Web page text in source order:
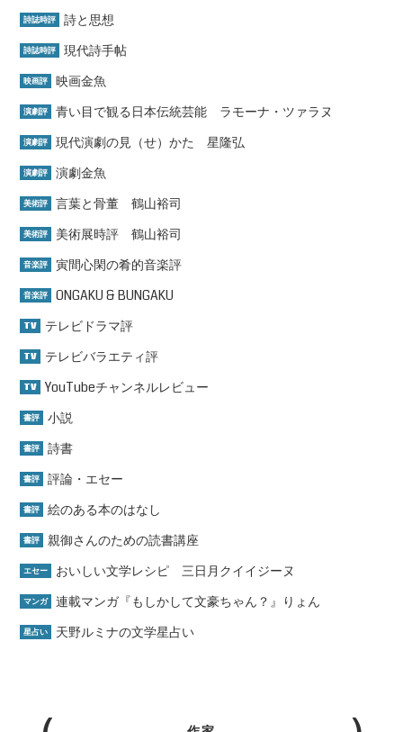
詩誌時評 詩と思想
詩誌時評 現代詩手帖
映画評 映画金魚
演劇評 青い目で観る日本伝統芸能 ラモーナ・ツァラヌ
演劇評 現代演劇の見（せ）かた 星隆弘
演劇評 演劇金魚
美術評 言葉と骨董 鶴山裕司
美術評 美術展時評 鶴山裕司
音楽評 寅間心閑の肴的音楽評
音楽評 ONGAKU & BUNGAKU
TV テレビドラマ評
TV テレビバラエティ評
TV YouTubeチャンネルレビュー
書評 小説
書評 詩書
書評 評論・エセー
書評 絵のある本のはなし
書評 親御さんのための読書講座
エセー おいしい文学レシピ 三日月クイイジーヌ
マンガ 連載マンガ『もしかして文豪ちゃん？』りょん
星占い 天野ルミナの文学星占い